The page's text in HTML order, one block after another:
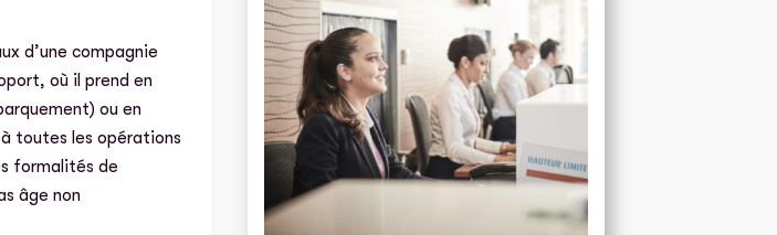
d’une compagnie
où il prend en
ou en
toutes les opérations
formalités de
âge non